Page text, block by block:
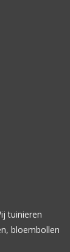
tuinieren
bloembollen